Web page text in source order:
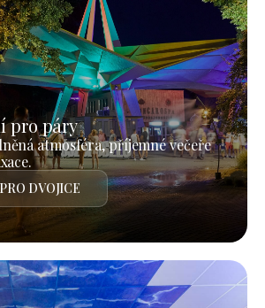
pro páry
atmosféra, příjemné večeře
DVOJICE